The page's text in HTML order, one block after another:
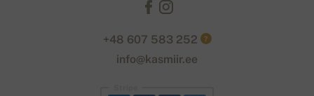
+48 607 583 252 ?
info@kasmiir.ee